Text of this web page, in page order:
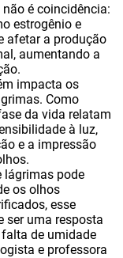
é coincidência:
estrogênio e
afetar a produção
aumentando a
impacta os
Como
da vida relatam
à luz,
e a impressão
lágrimas pode
os olhos
esse
ser uma resposta
de umidade
e professora